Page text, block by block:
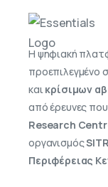
Η ψηφιακή
προεπιλεγμένο
καικρίσιμων
από έρευνες
Research
οργανισμός
Περιφέρειας